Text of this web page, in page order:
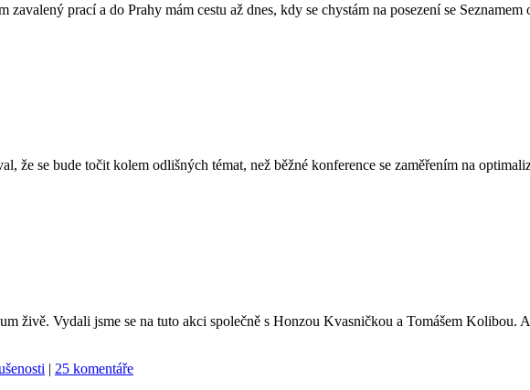
prací a do Prahy mám cestu až dnes, kdy se chystám na posezení se
že se bude točit kolem odlišných témat, než běžné konference se zaměřením na
živě. Vydali jsme se na tuto akci společně s Honzou Kvasničkou a Tomášem Kolibou.
| 25 komentáře